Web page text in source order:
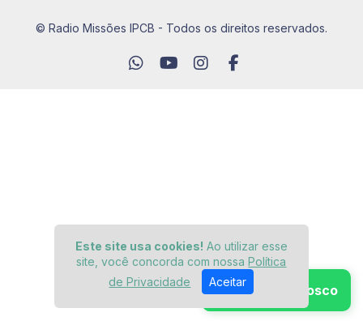
© Radio Missões IPCB - Todos os direitos reservados.
Fale Conosco
Este site usa cookies! Ao utilizar esse
site, você concorda com nossaPolítica
de Privacidade
Aceitar